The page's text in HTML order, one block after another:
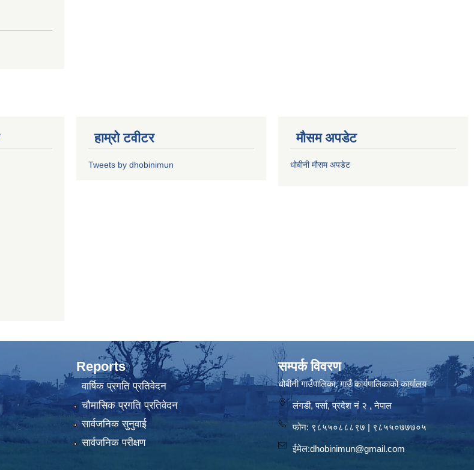
हाम्रो टवीटर
Tweets by dhobinimun
मौसम अपडेट
धोबीनी मौसम अपडेट
Reports
वार्षिक प्रगति प्रतिवेदन
चौमासिक प्रगति प्रतिवेदन
सार्वजनिक सुनुवाई
सार्वजनिक परीक्षण
सम्पर्क विवरण
धोबीनी गाउँपालिका, गाउँ कार्यपालिकाको कार्यालय
लंगडी, पर्सा, प्रदेश नं २ , नेपाल
फोन: ९८५५०८८८९७ | ९८५५०७७७०५
ईमेल:dhobinimun@gmail.com